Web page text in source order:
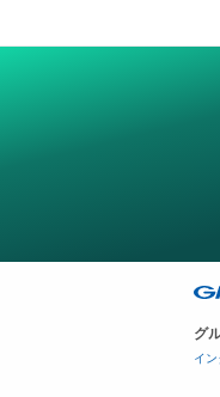
グ
イ